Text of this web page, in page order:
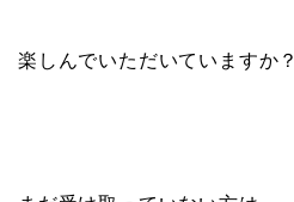
楽しんでいただいていますか？